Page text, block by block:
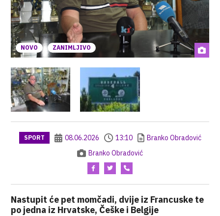
NOVO ZANIMLJIVO
SPORT 08.06.2026 13:10
Branko Obradović
Branko Obradović
Nastupit će pet momčadi, dvije iz Francuske te
po jedna iz Hrvatske, Češke i Belgije